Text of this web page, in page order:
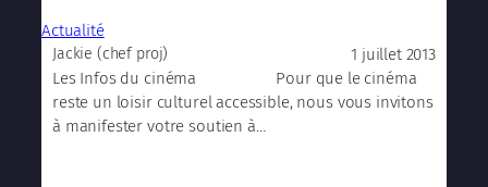
Actualité
Jackie (chef proj)
1 juillet 2013
Les Infos du cinéma Pour que le cinéma
reste un loisir culturel accessible, nous vous invitons
à manifester votre soutien à…